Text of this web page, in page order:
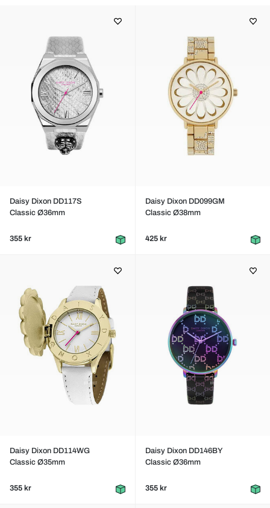
Daisy Dixon DD117S
Classic Ø36mm
355 kr
Daisy Dixon DD099GM
Classic Ø38mm
425 kr
Daisy Dixon DD114WG
Classic Ø35mm
355 kr
Daisy Dixon DD146BY
Classic Ø36mm
355 kr